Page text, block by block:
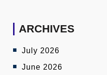
ARCHIVES
July 2026
June 2026